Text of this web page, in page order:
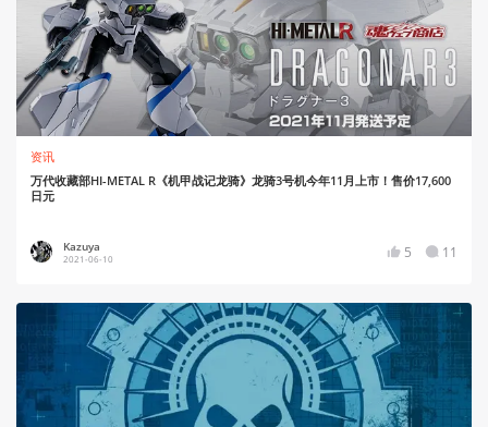
资讯
万代收藏部HI-METAL R《机甲战记龙骑》龙骑3号机今年11月上市！售价17,600
日元
Kazuya
2021-06-10 5 11